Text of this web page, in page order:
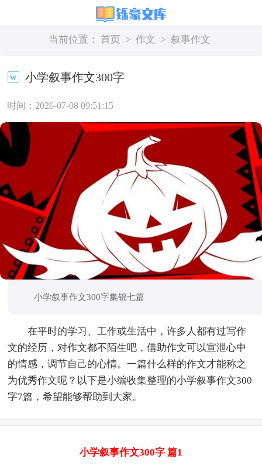
当前位置： 首页 > 作文 > 叙事作文
小学叙事作文300字
时间：2026-07-08 09:51:15
小学叙事作文300字集锦七篇
在平时的学习、工作或生活中，许多人都有过写作
文的经历，对作文都不陌生吧，借助作文可以宣泄心中
的情感，调节自己的心情。一篇什么样的作文才能称之
为优秀作文呢？以下是小编收集整理的小学叙事作文300
字7篇，希望能够帮助到大家。
小学叙事作文300字 篇1